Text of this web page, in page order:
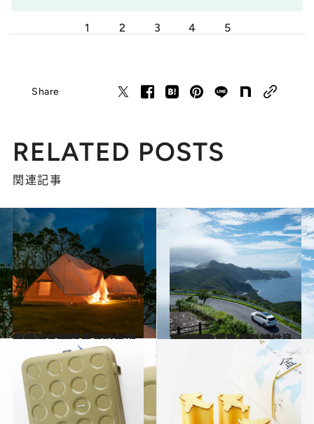
1 2 3 4 5
Share
RELATED POSTS
関連記事
2019.9.23
長崎・五島列島でのんびり島旅 2日目 グランピング後はエメラルドビーチへ
旅＆お出かけ 2019.9.20
長崎・五島でのんびり島旅 1日目 大自然に溶け込む神秘的な教会群へ
旅＆お出かけ